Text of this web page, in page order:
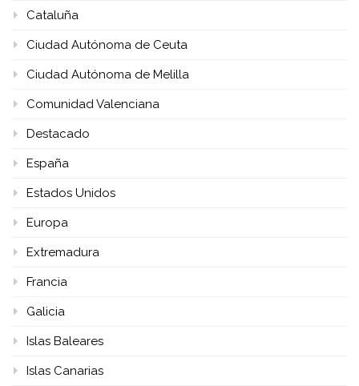
Cataluña
Ciudad Autónoma de Ceuta
Ciudad Autónoma de Melilla
Comunidad Valenciana
Destacado
España
Estados Unidos
Europa
Extremadura
Francia
Galicia
Islas Baleares
Islas Canarias